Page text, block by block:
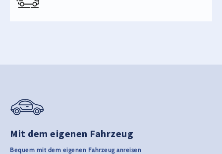
Mit dem eigenen Fahrzeug
Bequem mit dem eigenen Fahrzeug anreisen